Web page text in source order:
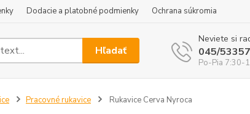
Dodacie a platobné podmienky Ochrana súkromia
Hľadať
Neviete si
045/
Po-Pia 7:30-
Pracovné rukavice Rukavice Cerva Nyroca